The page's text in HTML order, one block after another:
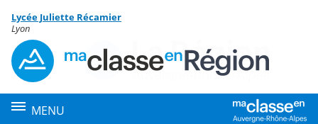
Menu de la rubrique
Contenu
Lycée Juliette Récamier
Lyon
MENU